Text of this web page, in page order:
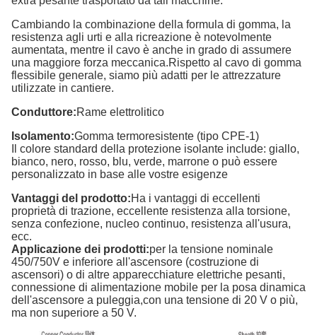
Cambiando la combinazione della formula di gomma, la
resistenza agli urti e alla ricreazione è notevolmente
aumentata, mentre il cavo è anche in grado di assumere
una maggiore forza meccanica.Rispetto al cavo di gomma
flessibile generale, siamo più adatti per le attrezzature
utilizzate in cantiere.
Conduttore:Rame elettrolitico
Isolamento:Gomma termoresistente (tipo CPE-1)
Il colore standard della protezione isolante include: giallo,
bianco, nero, rosso, blu, verde, marrone o può essere
personalizzato in base alle vostre esigenze
Vantaggi del prodotto:Ha i vantaggi di eccellenti
proprietà di trazione, eccellente resistenza alla torsione,
senza confezione, nucleo continuo, resistenza all'usura,
ecc.
Applicazione dei prodotti:per la tensione nominale
450/750V e inferiore all'ascensore (costruzione di
ascensori) o di altre apparecchiature elettriche pesanti,
connessione di alimentazione mobile per la posa dinamica
dell'ascensore a puleggia,con una tensione di 20 V o più,
ma non superiore a 50 V.